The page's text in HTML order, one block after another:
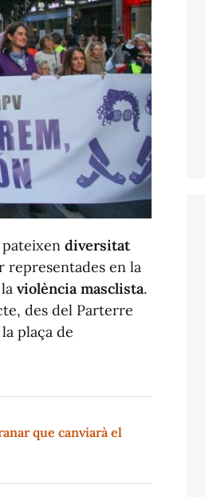
diversitat
representades en la
violència masclista.
des del Parterre
plaça de
que canviarà el